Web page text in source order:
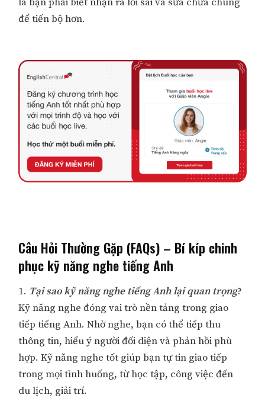
để tiến bộ hơn.
Câu Hỏi Thường Gặp (FAQs) – Bí kíp chinh
phục kỹ năng nghe tiếng Anh
1. Tại sao kỹ năng nghe tiếng Anh lại quan trọng?
Kỹ năng nghe đóng vai trò nền tảng trong giao
tiếp tiếng Anh. Nhờ nghe, bạn có thể tiếp thu
thông tin, hiểu ý người đối diện và phản hồi phù
hợp. Kỹ năng nghe tốt giúp bạn tự tin giao tiếp
trong mọi tình huống, từ học tập, công việc đến
du lịch, giải trí.